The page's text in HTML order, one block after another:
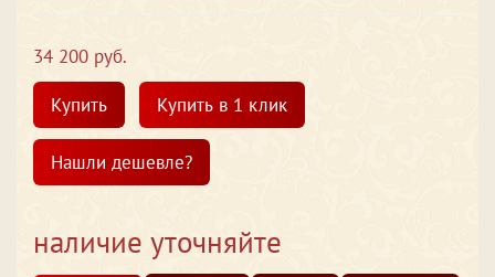
34 200 руб.
Купить
Купить в 1 клик
Нашли дешевле?
наличие уточняйте